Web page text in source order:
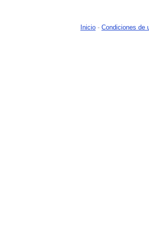
Inicio - Condiciones de